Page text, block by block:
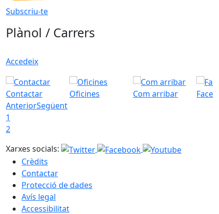
Subscriu-te
Plànol / Carrers
Accedeix
Contactar Oficines Com arribar
AnteriorSegüent
1
2
Xarxes socials:
Crèdits
Contactar
Protecció de dades
Avís legal
Accessibilitat